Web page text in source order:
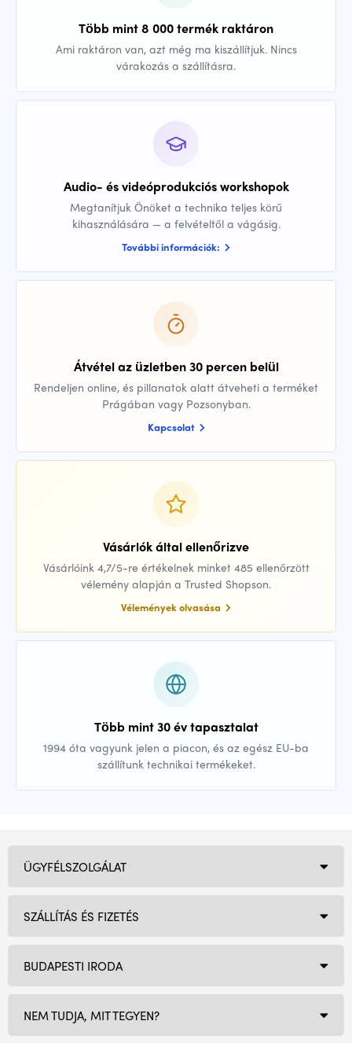
Több mint 8 000 termék raktáron
Ami raktáron van, azt még ma kiszállítjuk. Nincs
várakozás a szállításra.
Audio- és videóprodukciós workshopok
Megtanítjuk Önöket a technika teljes körű
kihasználására — a felvételtől a vágásig.
További információk:
Átvétel az üzletben 30 percen belül
Rendeljen online, és pillanatok alatt átveheti a terméket
Prágában vagy Pozsonyban.
Kapcsolat
Vásárlók által ellenőrizve
Vásárlóink 4,7/5-re értékelnek minket 485 ellenőrzött
vélemény alapján a Trusted Shopson.
Vélemények olvasása
Több mint 30 év tapasztalat
1994 óta vagyunk jelen a piacon, és az egész EU-ba
szállítunk technikai termékeket.
BUDAPESTI IRODA
NEM TUDJA, MIT TEGYEN?
ÜGYFÉLSZOLGÁLAT
SZÁLLÍTÁS ÉS FIZETÉS